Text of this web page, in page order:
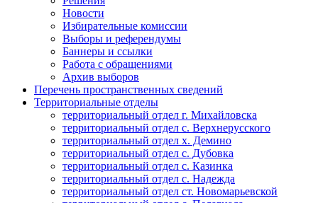
Новости
Избирательные комиссии
Выборы и референдумы
Баннеры и ссылки
Работа с обращениями
Архив выборов
Перечень пространственных сведений
Территориальные отделы
территориальный отдел г. Михайловска
территориальный отдел с. Верхнерусского
территориальный отдел х. Демино
территориальный отдел с. Дубовка
территориальный отдел с. Казинка
территориальный отдел с. Надежда
территориальный отдел ст. Новомарьевской